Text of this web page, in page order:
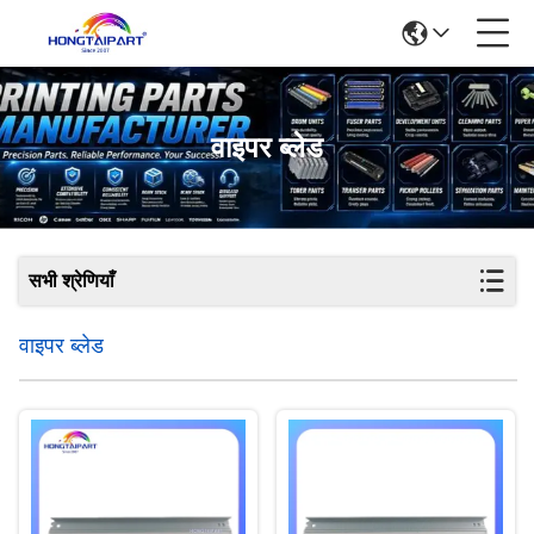
वाइपर ब्लेड
सभी श्रेणियाँ
वाइपर ब्लेड